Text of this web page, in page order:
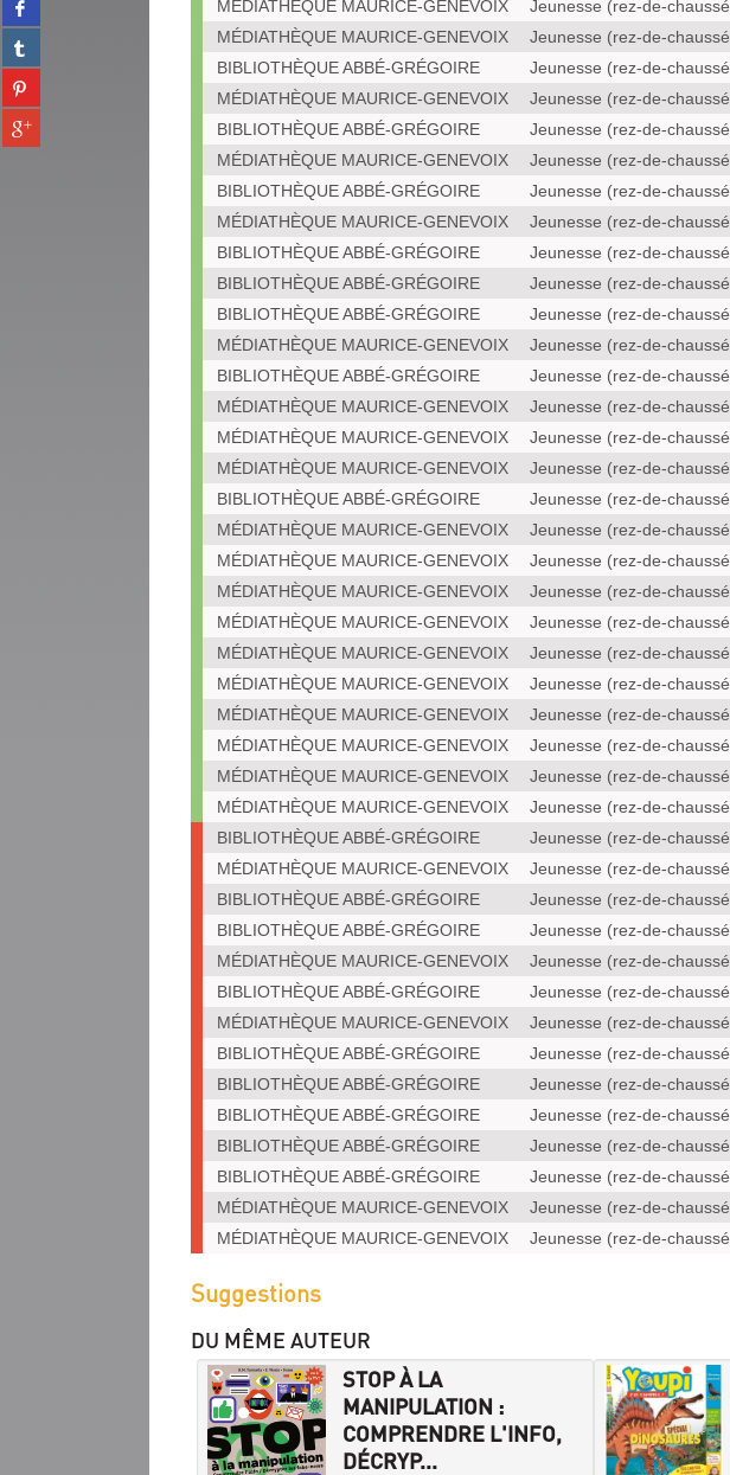
twitter
(Nouvelle
fenêtre)
sur
facebook
(Nouvelle
fenêtre)
Partager
sur
tumblr
(Nouvelle
fenêtre)
Partager
sur
pinterest
(Nouvelle
Partager
sur
MÉDIATHÈQUE MAURICE-GENEVOIX
Jeunesse (rez-de-
MÉDIATHÈQUE MAURICE-GENEVOIX
Jeunesse (rez-de-
BIBLIOTHÈQUE ABBÉ-GRÉGOIRE
Jeunesse (rez-de-
MÉDIATHÈQUE MAURICE-GENEVOIX
Jeunesse (rez-de-
BIBLIOTHÈQUE ABBÉ-GRÉGOIRE
Jeunesse (rez-de-
MÉDIATHÈQUE MAURICE-GENEVOIX
Jeunesse (rez-de-
BIBLIOTHÈQUE ABBÉ-GRÉGOIRE
Jeunesse (rez-de-
MÉDIATHÈQUE MAURICE-GENEVOIX
Jeunesse (rez-de-
BIBLIOTHÈQUE ABBÉ-GRÉGOIRE
Jeunesse (rez-de-
BIBLIOTHÈQUE ABBÉ-GRÉGOIRE
Jeunesse (rez-de-
BIBLIOTHÈQUE ABBÉ-GRÉGOIRE
Jeunesse (rez-de-
MÉDIATHÈQUE MAURICE-GENEVOIX
Jeunesse (rez-de-
BIBLIOTHÈQUE ABBÉ-GRÉGOIRE
Jeunesse (rez-de-
MÉDIATHÈQUE MAURICE-GENEVOIX
Jeunesse (rez-de-
MÉDIATHÈQUE MAURICE-GENEVOIX
Jeunesse (rez-de-
MÉDIATHÈQUE MAURICE-GENEVOIX
Jeunesse (rez-de-
BIBLIOTHÈQUE ABBÉ-GRÉGOIRE
Jeunesse (rez-de-
MÉDIATHÈQUE MAURICE-GENEVOIX
Jeunesse (rez-de-
MÉDIATHÈQUE MAURICE-GENEVOIX
Jeunesse (rez-de-
MÉDIATHÈQUE MAURICE-GENEVOIX
Jeunesse (rez-de-
MÉDIATHÈQUE MAURICE-GENEVOIX
Jeunesse (rez-de-
MÉDIATHÈQUE MAURICE-GENEVOIX
Jeunesse (rez-de-
MÉDIATHÈQUE MAURICE-GENEVOIX
Jeunesse (rez-de-
MÉDIATHÈQUE MAURICE-GENEVOIX
Jeunesse (rez-de-
MÉDIATHÈQUE MAURICE-GENEVOIX
Jeunesse (rez-de-
MÉDIATHÈQUE MAURICE-GENEVOIX
Jeunesse (rez-de-
MÉDIATHÈQUE MAURICE-GENEVOIX
Jeunesse (rez-de-
BIBLIOTHÈQUE ABBÉ-GRÉGOIRE
Jeunesse (rez-de-
MÉDIATHÈQUE MAURICE-GENEVOIX
Jeunesse (rez-de-
BIBLIOTHÈQUE ABBÉ-GRÉGOIRE
Jeunesse (rez-de-
BIBLIOTHÈQUE ABBÉ-GRÉGOIRE
Jeunesse (rez-de-
MÉDIATHÈQUE MAURICE-GENEVOIX
Jeunesse (rez-de-
BIBLIOTHÈQUE ABBÉ-GRÉGOIRE
Jeunesse (rez-de-
MÉDIATHÈQUE MAURICE-GENEVOIX
Jeunesse (rez-de-
BIBLIOTHÈQUE ABBÉ-GRÉGOIRE
Jeunesse (rez-de-
BIBLIOTHÈQUE ABBÉ-GRÉGOIRE
Jeunesse (rez-de-
BIBLIOTHÈQUE ABBÉ-GRÉGOIRE
Jeunesse (rez-de-
BIBLIOTHÈQUE ABBÉ-GRÉGOIRE
Jeunesse (rez-de-
BIBLIOTHÈQUE ABBÉ-GRÉGOIRE
Jeunesse (rez-de-
MÉDIATHÈQUE MAURICE-GENEVOIX
Jeunesse (rez-de-
MÉDIATHÈQUE MAURICE-GENEVOIX
Jeunesse (rez-de-
Suggestions
DU MÊME AUTEUR
STOP À LA
MANIPULATION :
COMPRENDRE L'INFO,
DÉCRYP...